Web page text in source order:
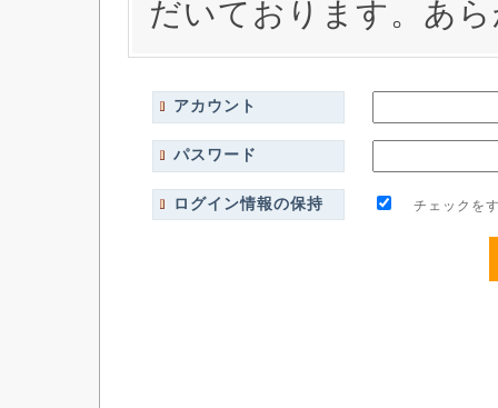
だいております。あ
アカウント
パスワード
ログイン情報の保持 チェックをす